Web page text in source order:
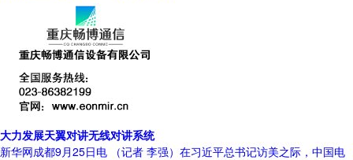
大力发展天翼对讲无线对讲系统
新华网成都9月25日电 （记者 李强）在习近平总书记访美之际，中国电